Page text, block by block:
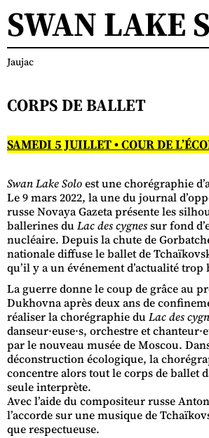
SWAN LAKE
Jaujac
CORPS DE BALLET
SAMEDI 5 JUILLET • COUR DE
Swan Lake Soloest une chorégraphie
Le 9 mars 2022, la une du journal
russe Novaya Gazeta présente les
ballerines duLac des cygnessur fond
nucléaire. Depuis la chute de
nationale diffuse le ballet de
qu’il y a un événement d’actualité
La guerre donne le coup de grâce au
Dukhovna après deux ans de
réaliser la chorégraphie duLac des
danseur·euse·s, orchestre et
par le nouveau musée de Moscou.
déconstruction écologique, la
concentre alors tout le corps de ballet
seule interprète.
Avec l’aide du compositeur russe
l’accorde sur une musique de
que respectueuse.